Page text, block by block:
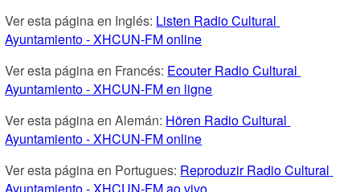
Ver esta página en Inglés: Listen Radio Cultural
Ayuntamiento - XHCUN-FM online
Ver esta página en Francés: Ecouter Radio Cultural
Ayuntamiento - XHCUN-FM en ligne
Ver esta página en Alemán: Hören Radio Cultural
Ayuntamiento - XHCUN-FM online
Ver esta página en Portugues: Reproduzir Radio Cultural
Ayuntamiento - XHCUN-FM ao vivo